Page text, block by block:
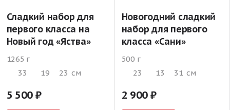
Сладкий набор для
первого класса на
Новый год «Яства»
1265 г
33
19 23 см
5 500
Новогодний сладкий
набор для первого
класса «Сани»
500 г
23
13 31 см
2 900